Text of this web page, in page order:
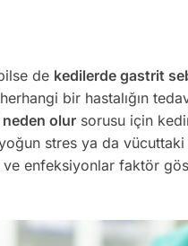
de kedilerde gastrit
bir hastalığın
olur sorusu için
stres ya da
ve enfeksiyonlar faktör